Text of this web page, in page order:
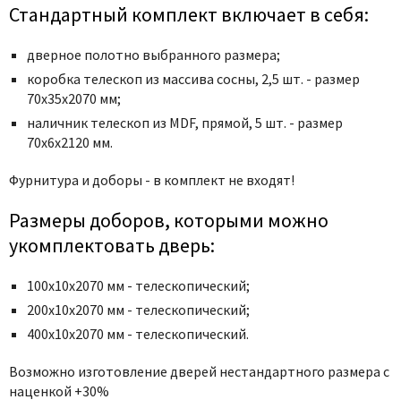
Poseidon
Profilo Porte
Protector
Regidoors
STR
Uberture
Valcomp
Venezia Unique
Verum
Viporte
Стандартный комплект включает в себя:
дверное полотно выбранного размера;
коробка телескоп из массива сосны, 2,5 шт. - размер
70x35x2070 мм;
наличник телескоп из MDF, прямой, 5 шт. - размер
70x6x2120 мм.
Фурнитура и доборы - в комплект не входят!
Размеры доборов, которыми можно
укомплектовать дверь:
100х10х2070 мм - телескопический;
200х10х2070 мм - телескопический;
400х10х2070 мм - телескопический.
Возможно изготовление дверей нестандартного размера с
наценкой +30%